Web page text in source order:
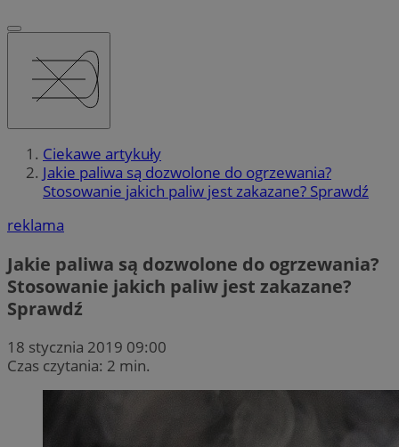
Ciekawe artykuły
Jakie paliwa są dozwolone do ogrzewania?
Stosowanie jakich paliw jest zakazane? Sprawdź
reklama
Jakie paliwa są dozwolone do ogrzewania?
Stosowanie jakich paliw jest zakazane?
Sprawdź
18 stycznia 2019 09:00
Czas czytania: 2 min.